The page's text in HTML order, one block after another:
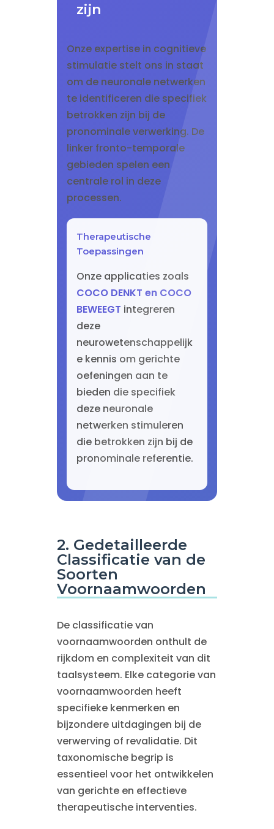
zijn
Onze expertise in cognitieve
stimulatie stelt ons in staat
om de neuronale netwerken
te identificeren die specifiek
betrokken zijn bij de
pronominale verwerking. De
linker fronto-temporale
gebieden spelen een
centrale rol in deze
processen.
Therapeutische
Toepassingen
Onze applicaties zoals
COCO DENKT en COCO
BEWEEGT integreren
deze
neurowetenschappelijk
e kennis om gerichte
oefeningen aan te
bieden die specifiek
deze neuronale
netwerken stimuleren
die betrokken zijn bij de
pronominale referentie.
2. Gedetailleerde
Classificatie van de
Soorten
Voornaamwoorden
De classificatie van
voornaamwoorden onthult de
rijkdom en complexiteit van dit
taalsysteem. Elke categorie van
voornaamwoorden heeft
specifieke kenmerken en
bijzondere uitdagingen bij de
verwerving of revalidatie. Dit
taxonomische begrip is
essentieel voor het ontwikkelen
van gerichte en effectieve
therapeutische interventies.